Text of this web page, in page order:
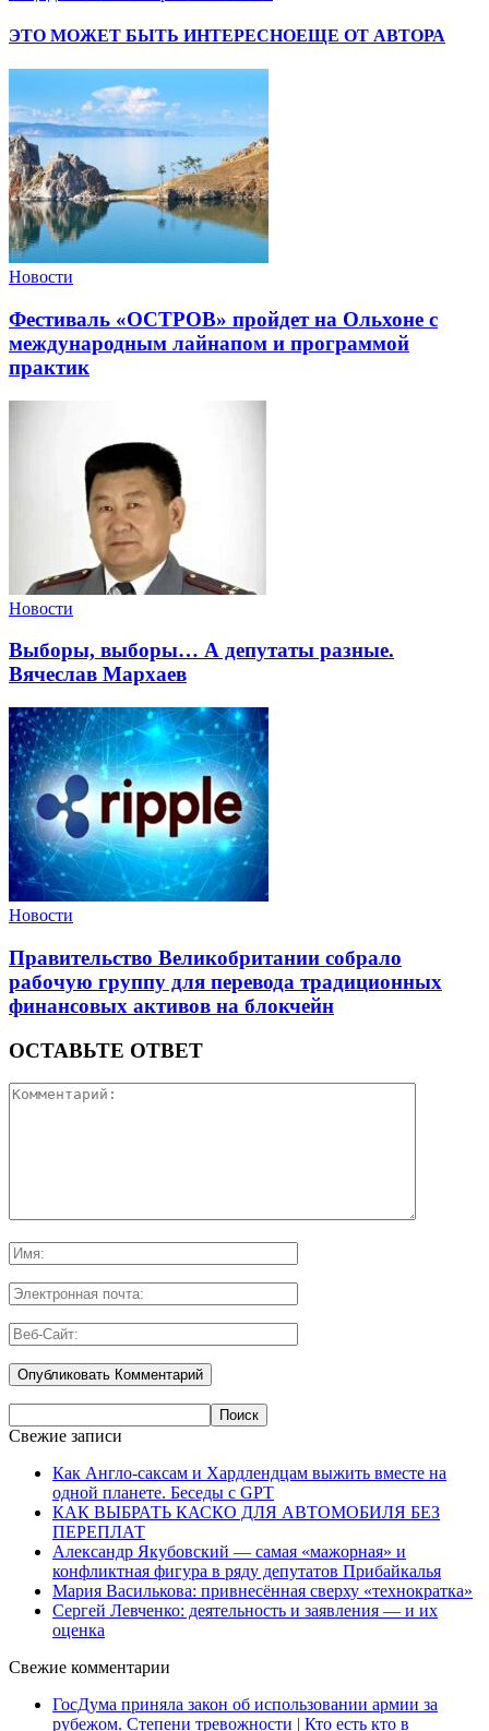
ЭТО МОЖЕТ БЫТЬ ИНТЕРЕСНОЕЩЕ ОТ АВТОРА
Новости
Фестиваль «ОСТРОВ» пройдет на Ольхоне с
международным лайнапом и программой
практик
Новости
Выборы, выборы… А депутаты разные.
Вячеслав Мархаев
Новости
Правительство Великобритании собрало
рабочую группу для перевода традиционных
финансовых активов на блокчейн
ОСТАВЬТЕ ОТВЕТ
Свежие записи
Как Англо-саксам и Хардлендцам выжить вместе на
одной планете. Беседы с GPT
КАК ВЫБРАТЬ КАСКО ДЛЯ АВТОМОБИЛЯ БЕЗ
ПЕРЕПЛАТ
Александр Якубовский — самая «мажорная» и
конфликтная фигура в ряду депутатов Прибайкалья
Мария Василькова: привнесённая сверху «технократка»
Сергей Левченко: деятельность и заявления — и их
оценка
Свежие комментарии
ГосДума приняла закон об использовании армии за
рубежом. Степени тревожности | Кто есть кто в